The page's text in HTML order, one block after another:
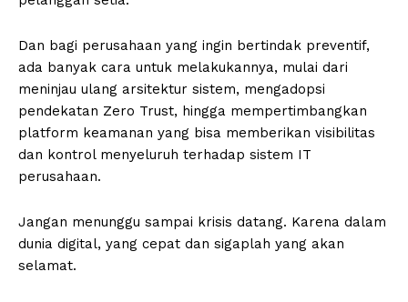
Dan bagi perusahaan yang ingin bertindak preventif,
ada banyak cara untuk melakukannya, mulai dari
meninjau ulang arsitektur sistem, mengadopsi
pendekatan Zero Trust, hingga mempertimbangkan
platform keamanan yang bisa memberikan visibilitas
dan kontrol menyeluruh terhadap sistem IT
perusahaan.
Jangan menunggu sampai krisis datang. Karena dalam
dunia digital, yang cepat dan sigaplah yang akan
selamat.